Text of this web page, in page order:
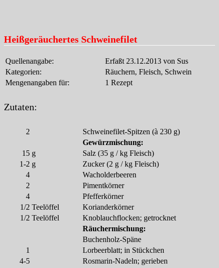
Heißgeräuchertes Schweinefilet
Quellenangabe:
Erfaßt 23.12.2013 von Sus
Kategorien:
Räuchern, Fleisch, Schwein
Mengenangaben für:
1 Rezept
Zutaten:
2
Schweinefilet-Spitzen (à 230 g)
Gewürzmischung:
15 g
Salz (35 g / kg Fleisch)
1-2 g
Zucker (2 g / kg Fleisch)
4
Wacholderbeeren
2
Pimentkörner
4
Pfefferkörner
1/2 Teelöffel
Korianderkörner
1/2 Teelöffel
Knoblauchflocken; getrocknet
Räuchermischung:
Buchenholz-Späne
1
Lorbeerblatt; in Stückchen
4-5
Rosmarin-Nadeln; gerieben